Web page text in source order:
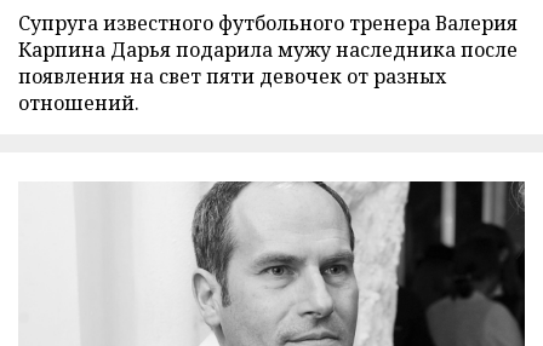
Супруга известного футбольного тренера Валерия
Карпина Дарья подарила мужу наследника после
появления на свет пяти девочек от разных
отношений.